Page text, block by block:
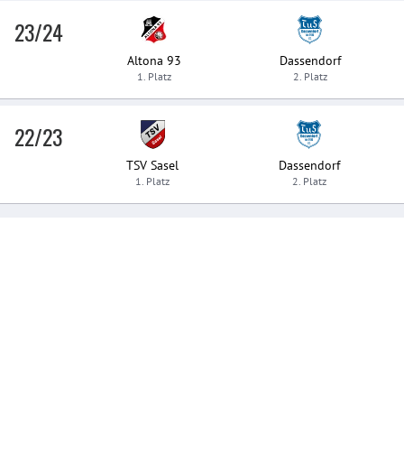
23/24
Altona 93
1. Platz
Dassendorf
2. Platz
22/23
TSV Sasel
1. Platz
Dassendorf
2. Platz